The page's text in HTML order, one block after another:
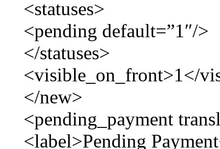
<statuses>
<pending default=”1″/>
</statuses>
<visible_on_front>1</
</new>
<pending_payment
<label>Pending